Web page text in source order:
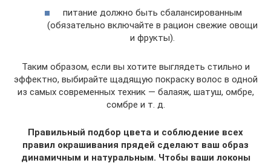
питание должно быть сбалансированным
(обязательно включайте в рацион свежие овощи
и фрукты).
Таким образом, если вы хотите выглядеть стильно и
эффектно, выбирайте щадящую покраску волос в одной
из самых современных техник — балаяж, шатуш, омбре,
сомбре и т. д.
Правильный подбор цвета и соблюдение всех
правил окрашивания прядей сделают ваш образ
динамичным и натуральным. Чтобы ваши локоны